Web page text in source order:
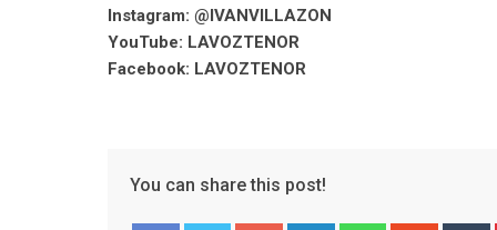
Instagram: @IVANVILLAZON
YouTube: LAVOZTENOR
Facebook: LAVOZTENOR
You can share this post!